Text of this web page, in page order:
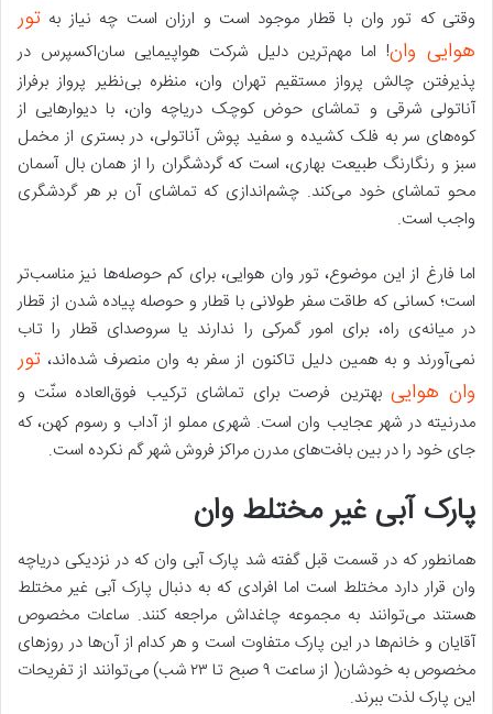
وقتی که تور وان با قطار موجود است و ارزان‌ است چه نیاز به تور
هوایی وان! اما مهم‌ترین دلیل شرکت هواپیمایی سان‌اکسپرس در
پذیرفتن چالش پرواز مستقیم تهران وان، منظره‌ بی‌نظیر پرواز برفراز
آناتولی شرقی و تماشای حوض کوچک دریاچه وان، با دیوارهایی از
کوه‌های سر به فلک کشیده و سفید پوش آناتولی، در بستری از مخمل
سبز و رنگارنگ طبیعت بهاری، است که گردشگران را از همان بال آسمان
محو تماشای خود می‌کند. چشم‌اندازی که تماشای آن بر هر گردشگری
واجب است.
اما فارغ از این موضوع، تور وان هوایی، برای کم حوصله‌ها نیز مناسب‌تر
است؛ کسانی که طاقت سفر طولانی با قطار و حوصله پیاده شدن از قطار
در میانه‌ی راه، برای امور گمرکی را ندارند یا سروصدای قطار را تاب
نمی‌آورند و به همین دلیل تاکنون از سفر به وان منصرف شده‌اند، تور
وان هوایی بهترین فرصت برای تماشای ترکیب فوق‌العاده سنّت و
مدرنیته در شهر عجایب وان است. شهری مملو از آداب و رسوم کهن، که
جای خود را در بین بافت‌های مدرن مراکز فروش شهر گم نکرده است.
پارک آبی غیر مختلط وان
همانطور که در قسمت قبل گفته شد پارک آبی وان که در نزدیکی دریاچه
وان قرار دارد مختلط است اما افرادی که به دنبال پارک آبی غیر مختلط
هستند می‌توانند به مجموعه چاغداش مراجعه کنند. ساعات مخصوص
آقایان و خانم‌ها در این پارک متفاوت است و هر کدام از آن‌ها در روزهای
مخصوص به خودشان( از ساعت ۹ صبح تا ۲۳ شب) می‌توانند از تفریحات
این پارک لذت ببرند.